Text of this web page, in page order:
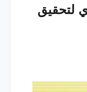
لتحقيق